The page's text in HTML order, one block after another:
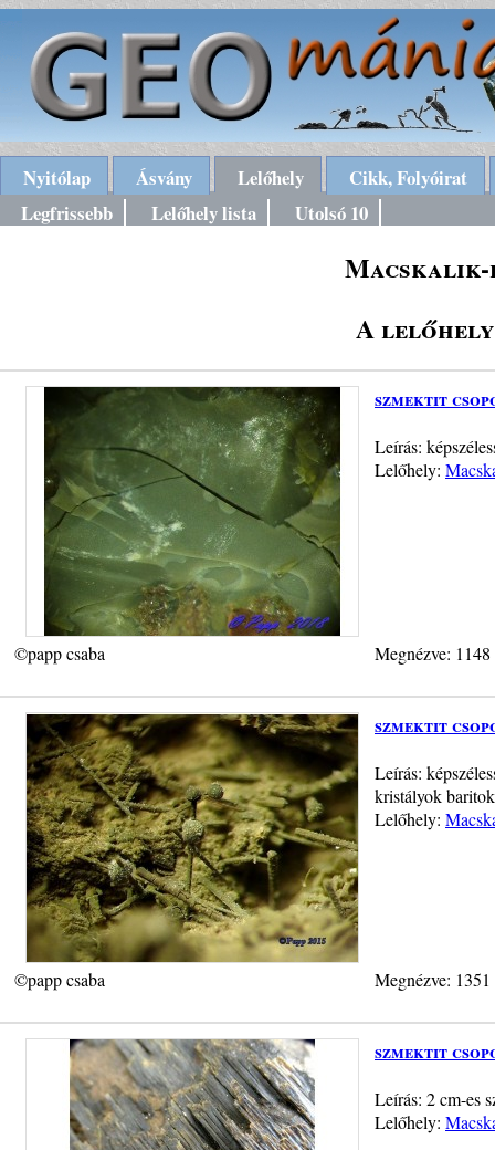
Nyitólap Ásvány Lelőhely
Cikk, Folyóirat
Legfrissebb
Lelőhely lista Utolsó 10
Macskalik-
A lelőhely
szmektit
Leírás:
Lelőhely:
©papp csaba Megnézve:
szmektit
Leírás:
kristályok
Lelőhely:
©papp csaba Megnézve:
szmektit
Leírás: 2 cm-es
Lelőhely: